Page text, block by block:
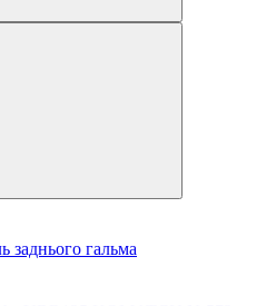
заднього гальма